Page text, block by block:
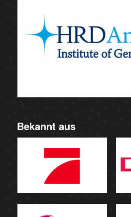
Bekannt aus